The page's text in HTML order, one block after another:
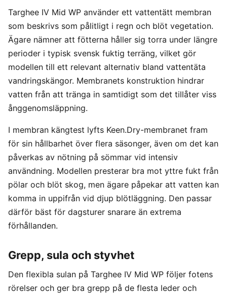
Targhee IV Mid WP använder ett vattentätt membran
som beskrivs som pålitligt i regn och blöt vegetation.
Ägare nämner att fötterna håller sig torra under längre
perioder i typisk svensk fuktig terräng, vilket gör
modellen till ett relevant alternativ bland vattentäta
vandringskängor. Membranets konstruktion hindrar
vatten från att tränga in samtidigt som det tillåter viss
ånggenomsläppning.
I membran kängtest lyfts Keen.Dry-membranet fram
för sin hållbarhet över flera säsonger, även om det kan
påverkas av nötning på sömmar vid intensiv
användning. Modellen presterar bra mot yttre fukt från
pölar och blöt skog, men ägare påpekar att vatten kan
komma in uppifrån vid djup blötläggning. Den passar
därför bäst för dagsturer snarare än extrema
förhållanden.
Grepp, sula och styvhet
Den flexibla sulan på Targhee IV Mid WP följer fotens
rörelser och ger bra grepp på de flesta leder och